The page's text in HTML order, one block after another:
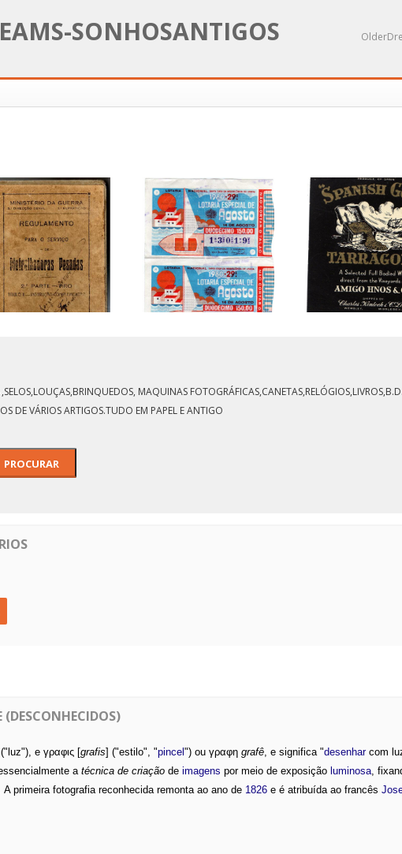
SONHOSANTIGOS
DE SERVIÇO
DE METRALHADORES
PESADAS
MAQUINAS FOTOGRÁFICAS,CANETAS,RELÓGIOS,LIVROS,B.D.
DE VÁRIOS ARTIGOS.TUDO EM PAPEL E ANTIGO
e γραφις [grafis] ("estilo", "pincel") ou γραφη grafê , e significa "desenharcom
a técnica de criação de imagens por meio de exposição luminosa ,
A primeira fotografia reconhecida remonta ao ano de 1826 e é atribuída ao francês